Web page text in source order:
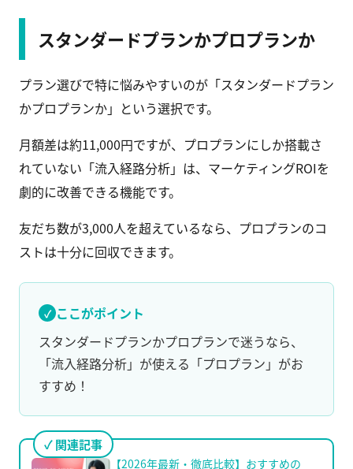
スタンダードプランかプロプランか
プラン選びで特に悩みやすいのが「スタンダードプラン
かプロプランか」という選択です。
月額差は約11,000円ですが、プロプランにしか搭載さ
れていない「流入経路分析」は、マーケティングROIを
劇的に改善できる機能です。
友だち数が3,000人を超えているなら、プロプランのコ
ストは十分に回収できます。
ここがポイント
スタンダードプランかプロプランで迷うなら、
「流入経路分析」が使える「プロプラン」がお
すすめ！
関連記事
【2026年最新・徹底比較】おすすめの